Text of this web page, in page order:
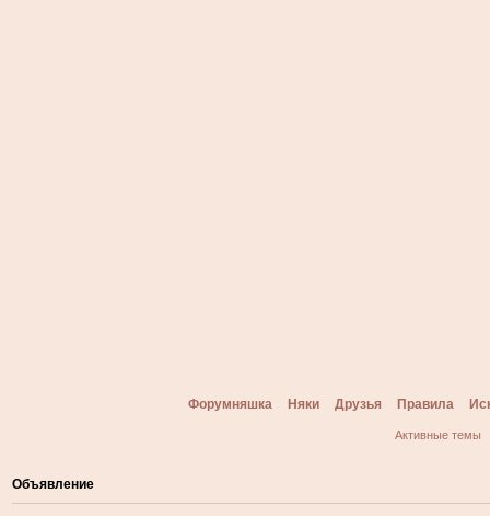
Форумняшка Няки Друзья Правила
Активные темы
Объявление